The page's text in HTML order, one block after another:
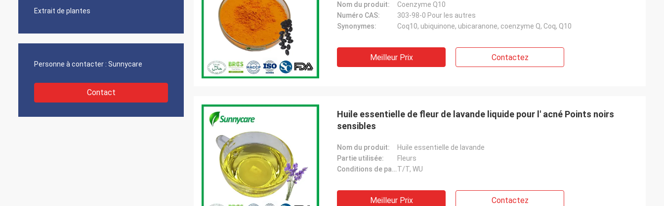
Extrait de plantes
Personne à contacter : Sunnycare
Contact
Nom du produit:
Coenzyme Q10
Numéro CAS:
303-98-0 Pour les autres
Synonymes:
Coq10, ubiquinone, ubicaranone, coenzyme Q, Coq, Q10
Meilleur Prix Contactez
Huile essentielle de fleur de lavande liquide pour l' acné Points noirs
sensibles
Nom du produit:
Huile essentielle de lavande
Partie utilisée:
Fleurs
Conditions de paiement:T/T, WU
Meilleur Prix Contactez